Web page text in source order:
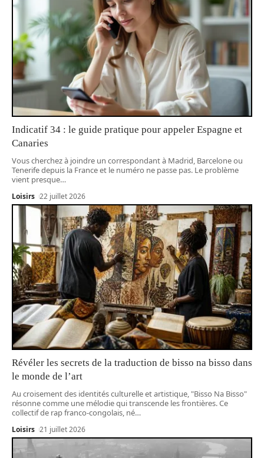
Indicatif 34 : le guide pratique pour appeler Espagne et
Canaries
Vous cherchez à joindre un correspondant à Madrid, Barcelone ou
Tenerife depuis la France et le numéro ne passe pas. Le problème
vient presque…
Loisirs 22 juillet 2026
Révéler les secrets de la traduction de bisso na bisso dans
le monde de l’art
Au croisement des identités culturelle et artistique, "Bisso Na Bisso"
résonne comme une mélodie qui transcende les frontières. Ce
collectif de rap franco-congolais, né…
Loisirs 21 juillet 2026